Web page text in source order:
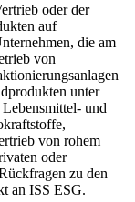
oder der
auf
die am
von
unter
und
von rohem
oder
zu den
an ISS ESG.